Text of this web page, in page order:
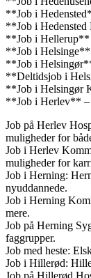
**Job i
**Job i Hedensted
**Job i Hellerup**
**Job i Helsinge**
**Job i
**Deltidsjob i
**Job i Helsingør
**Job i Herlev** –
Job på Herlev
muligheder for
Job i Herlev
muligheder for
Job i Herning:
nyuddannede.
Job i Herning
mere.
Job på Herning
faggrupper.
Job med heste:
Job i Hillerød:
Job på Hillerød